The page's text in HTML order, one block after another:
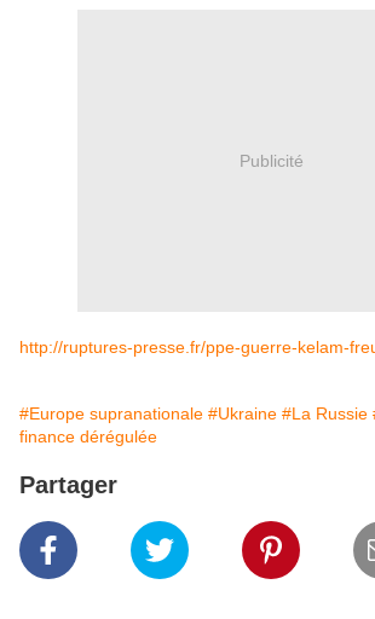
Publicité
http://ruptures-presse.fr/ppe-guerre-kelam-
#Europe supranationale #Ukraine #La Russie
finance dérégulée
Partager